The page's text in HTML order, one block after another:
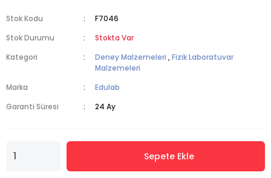
Stok Kodu
F7046
Stok Durumu
Stokta Var
Kategori
Deney Malzemeleri ,Fizik Laboratuvar
Malzemeleri
Marka
Edulab
Garanti Süresi
24 Ay
Sepete Ekle